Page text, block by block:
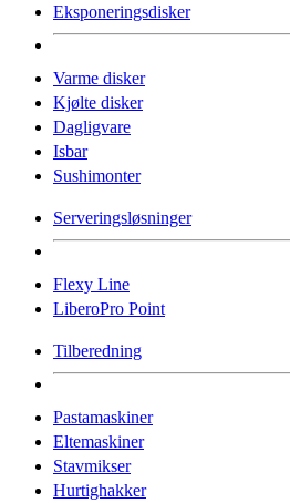
Eksponeringsdisker
Varme disker
Kjølte disker
Dagligvare
Isbar
Sushimonter
Serveringsløsninger
Flexy Line
LiberoPro Point
Tilberedning
Pastamaskiner
Eltemaskiner
Stavmikser
Hurtighakker